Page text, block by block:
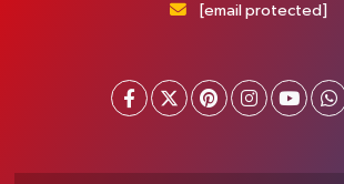
[email protected]